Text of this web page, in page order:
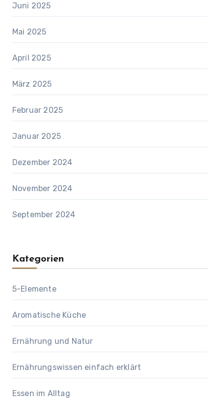
Juni 2025
Mai 2025
April 2025
März 2025
Februar 2025
Januar 2025
Dezember 2024
November 2024
September 2024
Kategorien
5-Elemente
Aromatische Küche
Ernährung und Natur
Ernährungswissen einfach erklärt
Essen im Alltag